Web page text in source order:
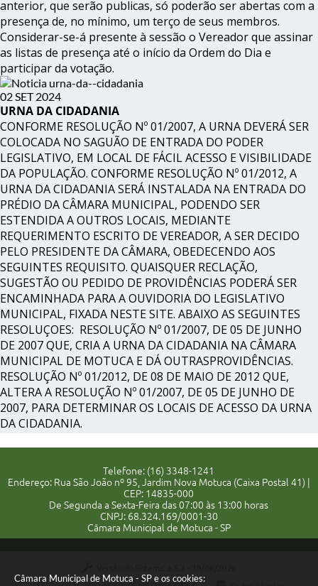
Câmara Municipal de Motuca - SP e os cookies:
anterior, que serão publicas, só poderão ser abertas com a
presença de, no mínimo, um terço de seus membros.
Considerar-se-á presente à sessão o Vereador que assinar
as listas de presença até o início da Ordem do Dia e
participar da votação.
02 SET 2024
URNA DA CIDADANIA
CONFORME RESOLUÇÃO Nº 01/2007, A URNA DEVERÁ SER
COLOCADA NO SAGUÃO DE ENTRADA DO PODER
LEGISLATIVO, EM LOCAL DE FÁCIL ACESSO E VISIBILIDADE
DA POPULAÇÃO. CONFORME RESOLUÇÃO Nº 01/2012, A
URNA DA CIDADANIA SERÁ INSTALADA NA ENTRADA DO
PRÉDIO DA CÂMARA MUNICIPAL, PODENDO SER
ESTENDIDA A OUTROS LOCAIS, MEDIANTE
REQUERIMENTO ESCRITO DE VEREADOR, A SER DECIDO
PELO PRESIDENTE DA CÂMARA, OBEDECENDO AOS
SEGUINTES REQUISITO. QUAISQUER RECLAÇÃO,
SUGESTÃO OU PEDIDO DE PROVIDÊNCIAS PODERÁ SER
ENCAMINHADA PARA A OUVIDORIA DO LEGISLATIVO
MUNICIPAL, FIXADA NESTE SITE. ABAIXO AS SEGUINTES
RESOLUÇOES: RESOLUÇÃO Nº 01/2007, DE 05 DE JUNHO
DE 2007 QUE, CRIA A URNA DA CIDADANIA NA CÂMARA
MUNICIPAL DE MOTUCA E DÁ OUTRASPROVIDÊNCIAS.
RESOLUÇÃO Nº 01/2012, DE 08 DE MAIO DE 2012 QUE,
ALTERA A RESOLUÇÃO Nº 01/2007, DE 05 DE JUNHO DE
2007, PARA DETERMINAR OS LOCAIS DE ACESSO DA URNA
DA CIDADANIA.
Telefone: (16) 3348-1241
Endereço: Rua São João nº 95, Jardim Nova Motuca (Caixa Postal 41) |
CEP: 14835-000
De Segunda a Sexta-Feira das 07:00 às 13:00 horas
CNPJ: 68.324.169/0001-30
Câmara Municipal de Motuca - SP